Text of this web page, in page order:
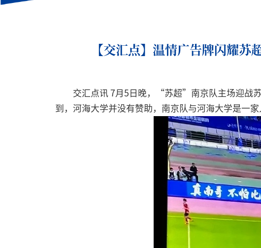
【交汇点】温情广告牌闪耀
交汇点讯 7月5日晚，“苏超”南京队主场迎战
到，河海大学并没有赞助，南京队与河海大学是一家